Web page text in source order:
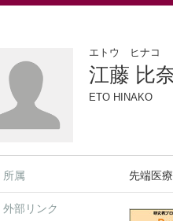
エトウ ヒナコ
江藤 比
ETO HINAKO
所属 先端医
外部リンク